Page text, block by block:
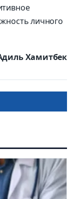
личного
Хамитбек